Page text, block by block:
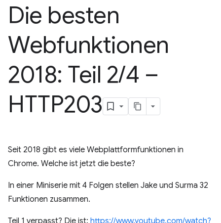
Die besten
Webfunktionen
2018: Teil 2/4 –
HTTP203
Seit 2018 gibt es viele Webplattformfunktionen in
Chrome. Welche ist jetzt die beste?
In einer Miniserie mit 4 Folgen stellen Jake und Surma 32
Funktionen zusammen.
Teil 1 verpasst? Die ist: https://www.youtube.com/watch?